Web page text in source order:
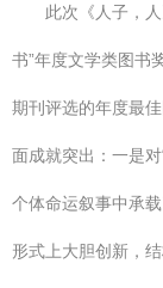
此次《人子，
书”年度文学类图书
期刊评选的年度最
面成就突出：一是
个体命运叙事中承
形式上大胆创新，